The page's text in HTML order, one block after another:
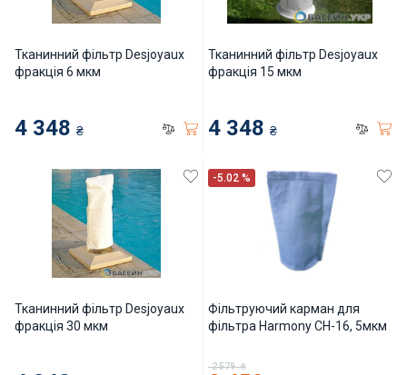
Тканинний фільтр Desjoyaux
фракція 6 мкм
4 348 ₴
Тканинний фільтр Desjoyaux
фракція 15 мкм
4 348 ₴
Тканинний фільтр Desjoyaux
фракція 30 мкм
-5.02 %
Фільтруючий карман для
фільтра Harmony CH-16, 5мкм
2 579 ₴